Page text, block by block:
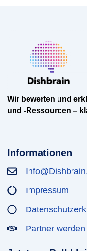
Wir bewerten und
und -Ressourcen –
Informationen
Impressum
Partner werden